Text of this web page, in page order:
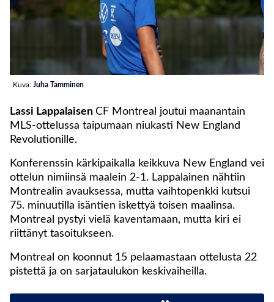
Kuva: Juha Tamminen
Lassi Lappalaisen CF Montreal joutui maanantain
MLS-ottelussa taipumaan niukasti New England
Revolutionille.
Konferenssin kärkipaikalla keikkuva New England vei
ottelun nimiinsä maalein 2-1. Lappalainen nähtiin
Montrealin avauksessa, mutta vaihtopenkki kutsui
75. minuutilla isäntien iskettyä toisen maalinsa.
Montreal pystyi vielä kaventamaan, mutta kiri ei
riittänyt tasoitukseen.
Montreal on koonnut 15 pelaamastaan ottelusta 22
pistettä ja on sarjataulukon keskivaiheilla.